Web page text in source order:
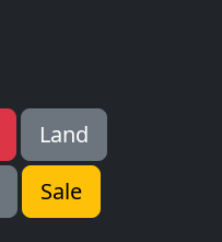
Land
Sale